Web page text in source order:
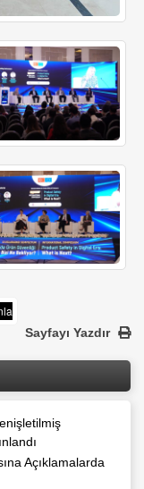
Sayfayı Yazdır
Açıklamalarda